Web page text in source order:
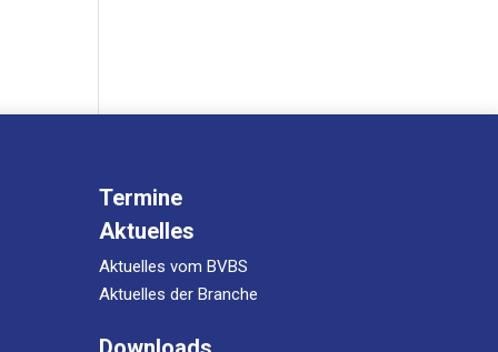
Termine
Aktuelles
Aktuelles vom BVBS
Aktuelles der Branche